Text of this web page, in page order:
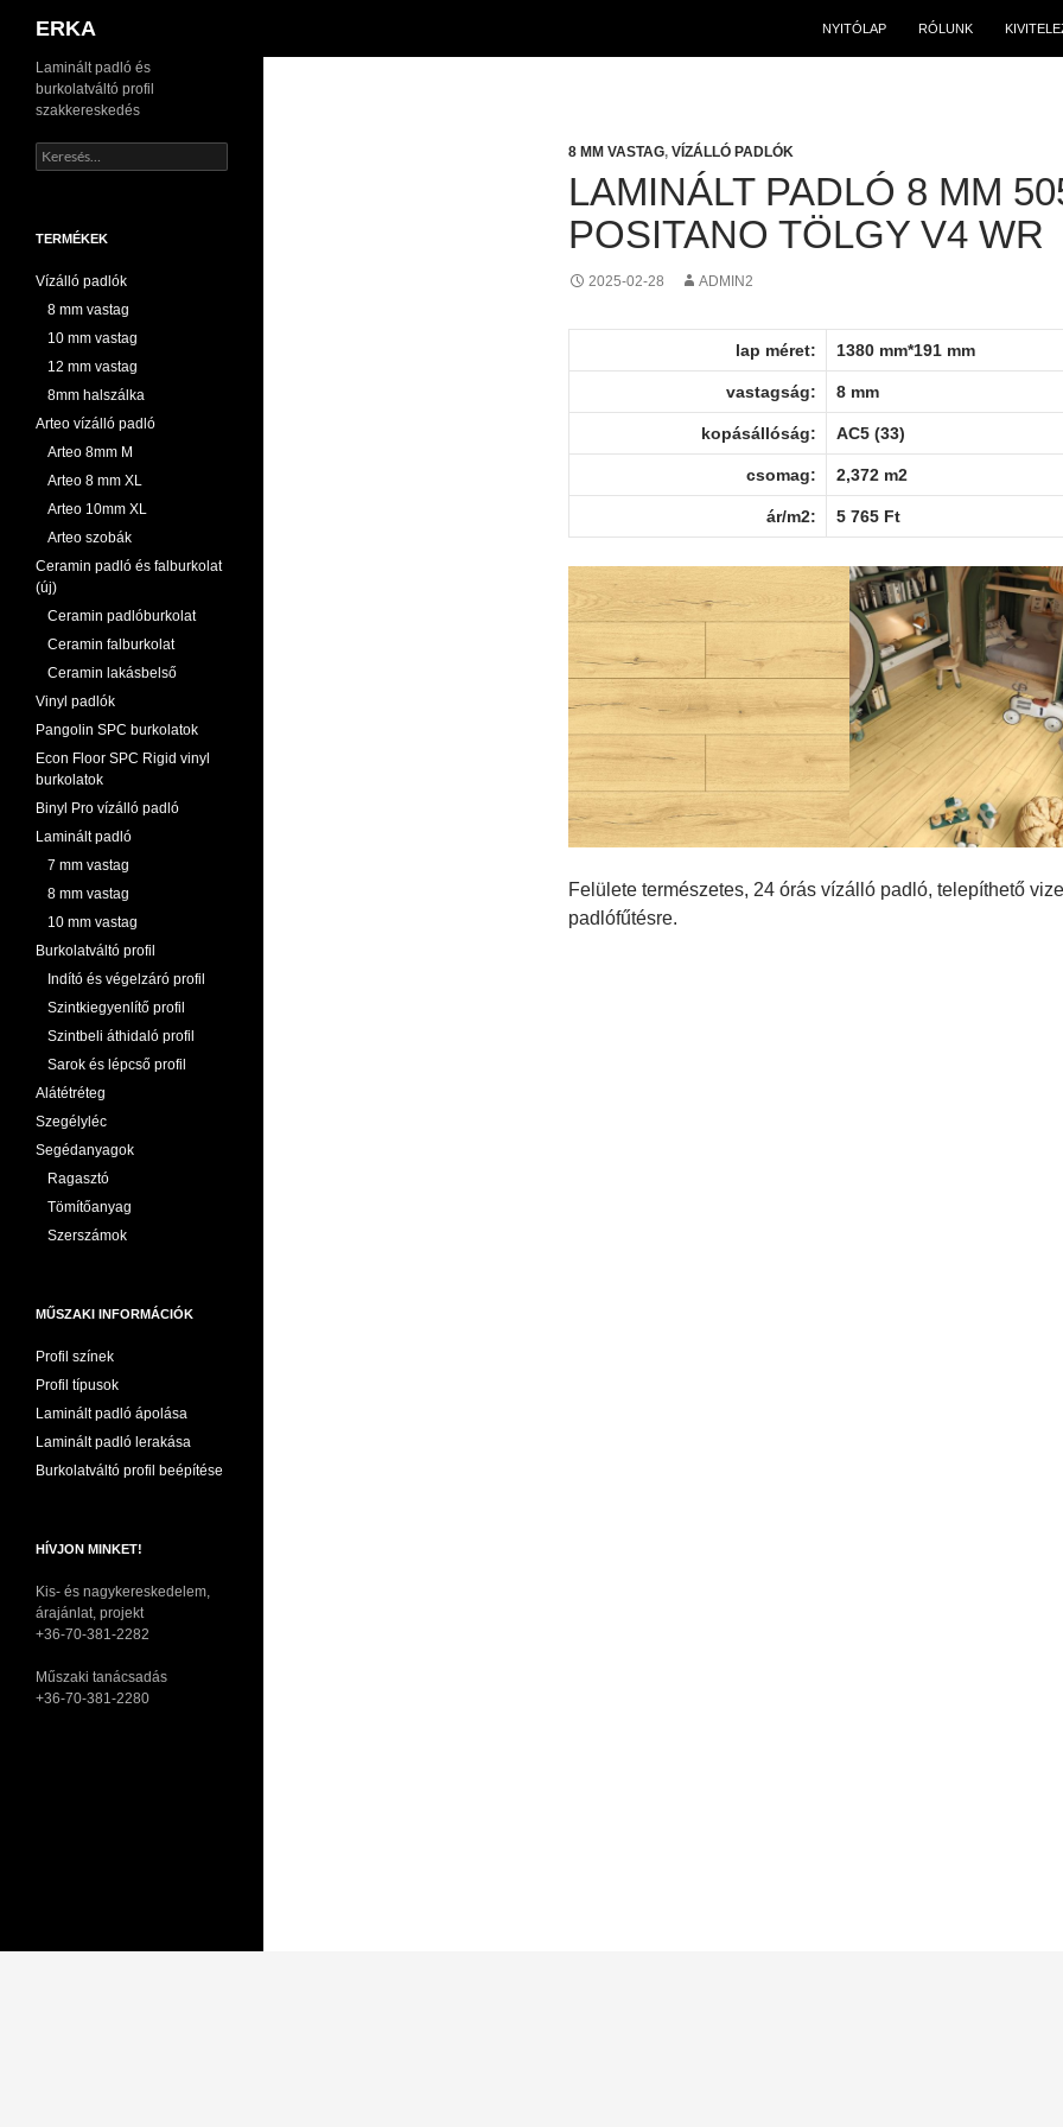
Kilépés
ERKA NYITÓLAP RÓLUNK
8 MM VASTAG, VÍZÁLLÓ PADLÓK
LAMINÁLT PADLÓ 8 MM
POSITANO TÖLGY V4 WR
2025-02-28 ADMIN2
lap méret: 1380 mm*191 mm
vastagság: 8 mm
kopásállóság: AC5 (33)
csomag: 2,372 m2
ár/m2: 5 765 Ft
Felülete természetes, 24 órás vízálló padló, telepíthető
padlófűtésre.
Laminált padló és
burkolatváltó profil
szakkereskedés
Keresés:
TERMÉKEK
Vízálló padlók
8 mm vastag
10 mm vastag
12 mm vastag
8mm halszálka
Arteo vízálló padló
Arteo 8mm M
Arteo 8 mm XL
Arteo 10mm XL
Arteo szobák
Ceramin padló és falburkolat
(új)
Ceramin padlóburkolat
Ceramin falburkolat
Ceramin lakásbelső
Vinyl padlók
Pangolin SPC burkolatok
Econ Floor SPC Rigid vinyl
burkolatok
Binyl Pro vízálló padló
Laminált padló
7 mm vastag
8 mm vastag
10 mm vastag
Burkolatváltó profil
Indító és végelzáró profil
Szintkiegyenlítő profil
Szintbeli áthidaló profil
Sarok és lépcső profil
Alátétréteg
Szegélyléc
Segédanyagok
Ragasztó
Tömítőanyag
Szerszámok
MŰSZAKI INFORMÁCIÓK
Profil színek
Profil típusok
Laminált padló ápolása
Laminált padló lerakása
Burkolatváltó profil beépítése
HÍVJON MINKET!
Kis- és nagykereskedelem,
árajánlat, projekt
+36-70-381-2282
Műszaki tanácsadás
+36-70-381-2280